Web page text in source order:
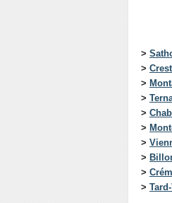
>
> Crest
>
>
>
>
>
>
>
>